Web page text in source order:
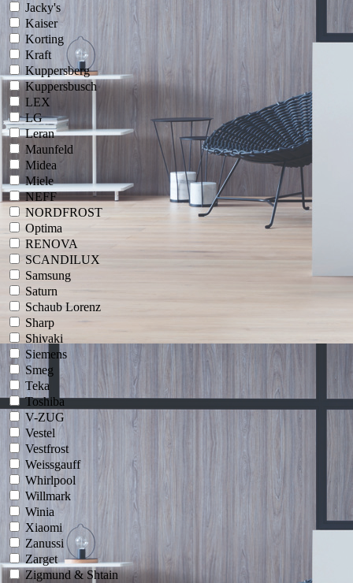
Jacky's
Kaiser
Korting
Kraft
Kuppersberg
Kuppersbusch
LEX
LG
Leran
Maunfeld
Midea
Miele
NEFF
NORDFROST
Optima
RENOVA
SCANDILUX
Samsung
Saturn
Schaub Lorenz
Sharp
Shivaki
Siemens
Smeg
Teka
Toshiba
V-ZUG
Vestel
Vestfrost
Weissgauff
Whirlpool
Willmark
Winia
Xiaomi
Zanussi
Zarget
Zigmund & Shtain